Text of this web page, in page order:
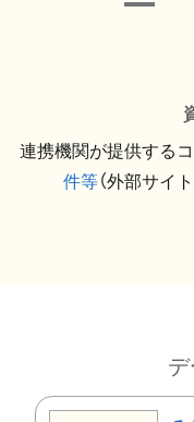
連携機関が提供するコ
件等（外部サイ